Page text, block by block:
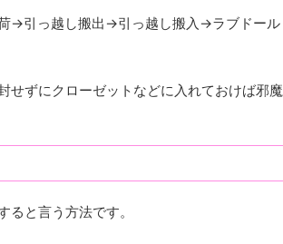
→引っ越し搬出→引っ越し搬入→ラブドール
せずにクローゼットなどに入れておけば邪魔
ると言う方法です。